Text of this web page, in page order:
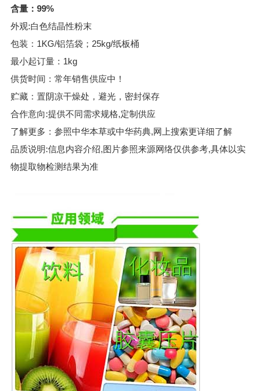
含量：99%
外观:白色结晶性粉末
包装：1KG/铝箔袋；25kg/纸板桶
最小起订量：1kg
供货时间：常年销售供应中！
贮藏：置阴凉干燥处，避光，密封保存
合作意向:提供不同需求规格,定制供应
了解更多：参照中华本草或中华药典,网上搜索更详细了解
品质说明:信息内容介绍,图片参照来源网络仅供参考,具体以实
物提取物检测结果为准